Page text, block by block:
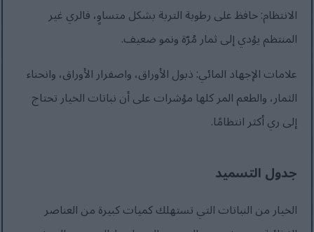
الانتظام: حافظ على رطوبة التربة بشكل متساوٍ، فالري غير
المنتظم يؤدي إلى ثمار مُرّة ونمو ضعيف.
علامات الإجهاد المائي: ذبول الأوراق، واصفرار الأوراق، وانحناء
الثمار، والطعم المر كلها مؤشرات على أن نباتات الخيار تحتاج
إلى ري أكثر انتظامًا.
جدول التسميد
الخيار من النباتات التي تستهلك كميات كبيرة من العناصر